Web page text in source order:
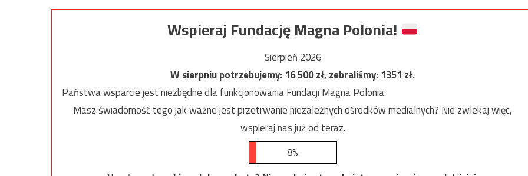
Wspieraj Fundację Magna Polonia!
Sierpień 2026
W sierpniu potrzebujemy:16 500zł, zebraliśmy:1351 zł.
Państwa wsparcie jest niezbędne dla funkcjonowania Fundacji Magna Polonia.
Masz świadomość tego jak ważne jest przetrwanie niezależnych ośrodków medialnych? Nie zwlekaj więc,
wspieraj nas już od teraz.
8%